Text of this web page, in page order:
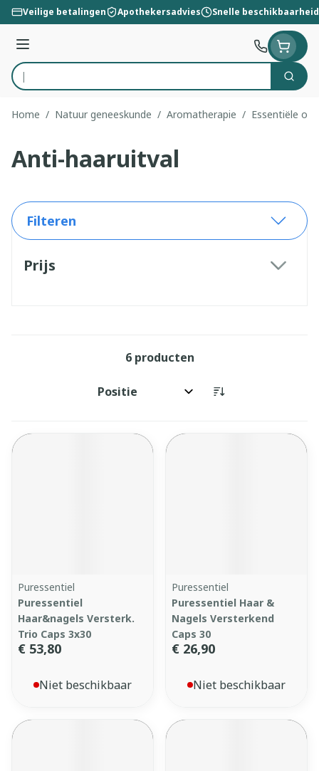
Ga naar de inhoud
Veilige betalingen Apothekersadvies Snelle beschikbaarheid
Menu
Product, merk, categorie...
Zoek
Home / Natuur geneeskunde / Aromatherapie / Essentiële
Anti-haaruitval
Filteren
Prijs
6producten
Sorteer op:
Puressentiel
Puressentiel
Haar&nagels Versterk.
Trio Caps 3x30
€ 53,80
Niet beschikbaar
Puressentiel
Puressentiel Haar &
Nagels Versterkend
Caps 30
€ 26,90
Niet beschikbaar